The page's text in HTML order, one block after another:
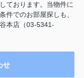
ております。当物件に
件でのお部屋探しも、
本店（03-5341-
せ